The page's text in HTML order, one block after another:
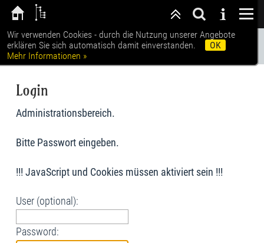
SIE SIND HIER: LOGIN
Login
Administrationsbereich.
Bitte Passwort eingeben.
!!! JavaScript und Cookies müssen aktiviert sein !!!
User (optional):
Password:
Wir verwenden Cookies - durch die Nutzung unserer Angebote
erklären Sie sich automatisch damit einverstanden.
OK
Mehr Informationen »